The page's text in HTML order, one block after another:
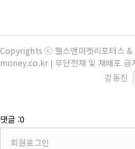
Copyrights ⓒ 헬스앤마켓리포터스
money.co.kr | 무단전재 및 재배포 금
강동진
댓글 :0
회원로그인